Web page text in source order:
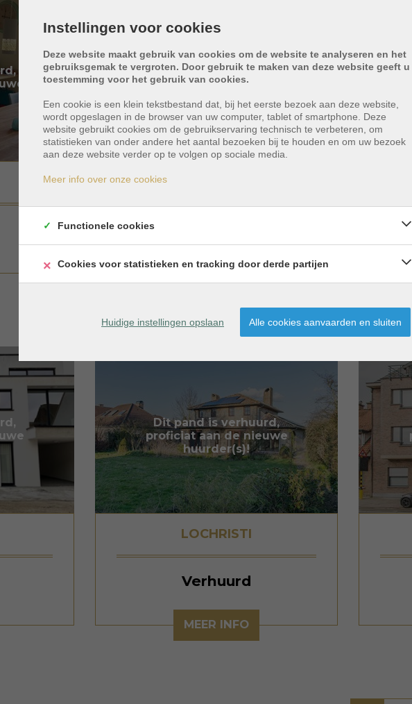
Dit pand is verhuurd,
proficiat aan de nieuwe
MEER INFO
Dit pand is verhuurd,
proficiat aan de nieuwe
huurder(s)!
LOCHRISTI
Verhuurd
MEER INFO
Instellingen voor cookies
Deze website maakt gebruik van cookies om de website te analyseren en het
gebruiksgemak te vergroten. Door gebruik te maken van deze website geeft u
toestemming voor het gebruik van cookies.
Een cookie is een klein tekstbestand dat, bij het eerste bezoek aan deze website,
wordt opgeslagen in de browser van uw computer, tablet of smartphone. Deze
website gebruikt cookies om de gebruikservaring technisch te verbeteren, om
statistieken van onder andere het aantal bezoeken bij te houden en om uw bezoek
aan deze website verder op te volgen op sociale media.
Meer info over onze cookies
Functionele cookies
Cookies voor statistieken en tracking door derde partijen
Huidige instellingen opslaan Alle cookies aanvaarden en sluiten